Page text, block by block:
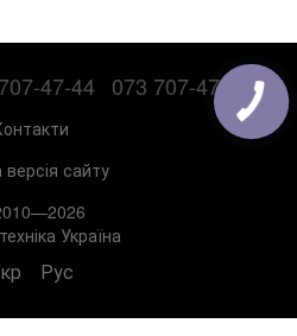
47-44 073 707-47-44
сайту
Україна
Рус